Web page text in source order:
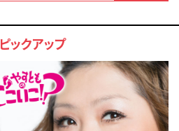
ピックアップ